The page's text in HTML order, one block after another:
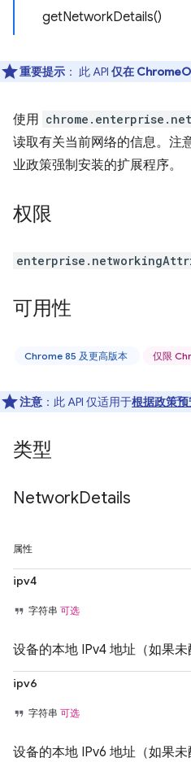
getNetworkDetails()
重要提示 ： 此 API 仅在
使用
读取有关当前网络的信息。注
业政策强制安装的扩展程序。
权限
可用性
Chrome 85 及更高版本 仅限
注意 ：此 API 仅适用于根据政策
类型
NetworkDetails
属性
ipv4
字符串 可选
设备的本地 IPv4 地址（如果未
ipv6
字符串 可选
设备的本地 IPv6 地址（如果未